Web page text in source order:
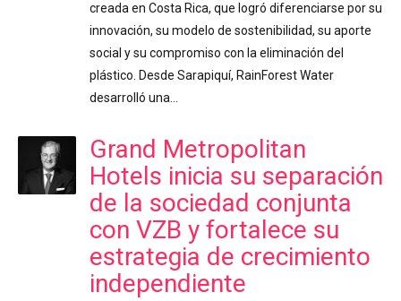
creada en Costa Rica, que logró diferenciarse por su
innovación, su modelo de sostenibilidad, su aporte
social y su compromiso con la eliminación del
plástico. Desde Sarapiquí, RainForest Water
desarrolló una…
Grand Metropolitan
Hotels inicia su separación
de la sociedad conjunta
con VZB y fortalece su
estrategia de crecimiento
independiente